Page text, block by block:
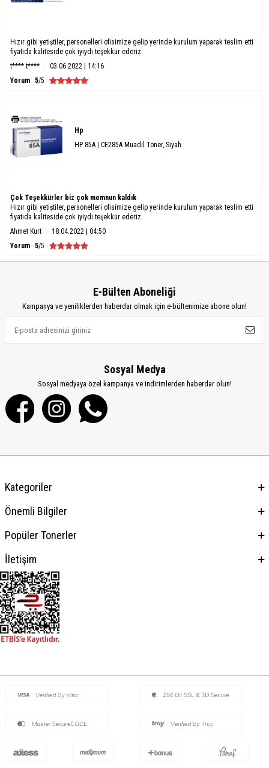
Hızır gibi yetiştiler, personelleri ofisimize gelip yerinde kurulum yaparak teslim etti
fiyatıda kaliteside çok iyiydi teşekkür ederiz.
t**** t****
03.06.2022 | 14:16
Yorum 5/5
Hp
HP 85A | CE285A Muadil Toner, Siyah
Çok Teşekkürler biz çok memnun kaldık
Hızır gibi yetiştiler, personelleri ofisimize gelip yerinde kurulum yaparak teslim etti
fiyatıda kaliteside çok iyiydi teşekkür ederiz.
Ahmet Kurt
18.04.2022 | 04:50
Yorum 5/5
E-Bülten Aboneliği
Kampanya ve yeniliklerden haberdar olmak için e-bültenimize abone olun!
Sosyal Medya
Sosyal medyaya özel kampanya ve indirimlerden haberdar olun!
Kategoriler
Önemli Bilgiler
Popüler Tonerler
İletişim